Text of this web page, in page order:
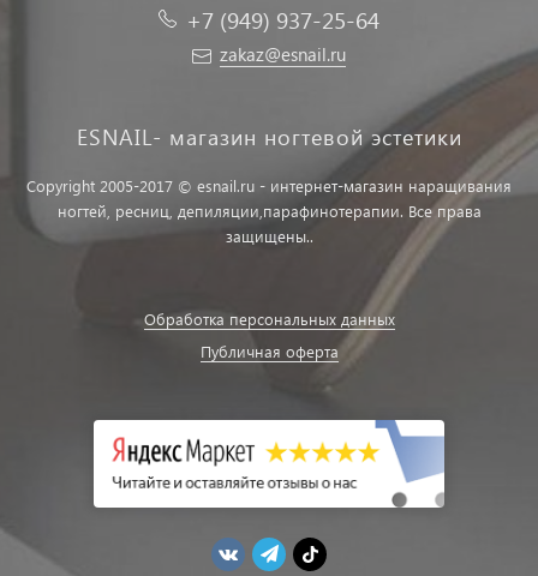
+7 (949) 937-25-64
zakaz@esnail.ru
ESNAIL- магазин ногтевой эстетики
Copyright 2005-2017 © esnail.ru - интернет-магазин наращивания
ногтей, ресниц, депиляции,парафинотерапии. Все права
защищены..
Обработка персональных данных
Публичная оферта